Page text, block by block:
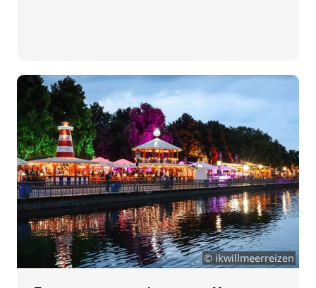
© ikwillmeerreizen